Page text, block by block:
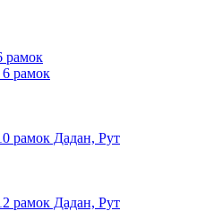
рамок
рамок
рамок Дадан, Рут
рамок Дадан, Рут